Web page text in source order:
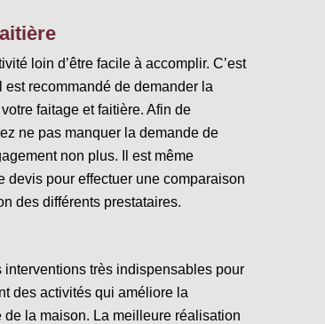
loin d’être facile à accomplir. C’est
recommandé de demander la
faitage et faitière. Afin de
ne pas manquer la demande de
non plus. Il est même
pour effectuer une comparaison
des différents prestataires.
interventions très indispensables pour
des activités qui améliore la
la maison. La meilleure réalisation